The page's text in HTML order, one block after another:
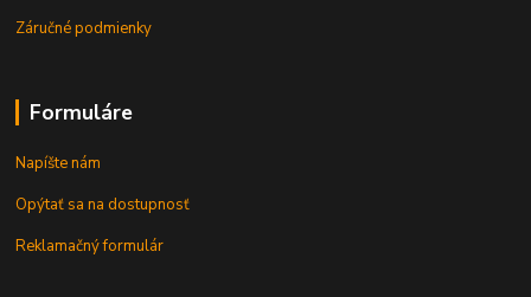
Záručné podmienky
Formuláre
Napíšte nám
Opýtať sa na dostupnosť
Reklamačný formulár